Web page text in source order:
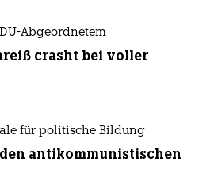
Abgeordnetem
crasht bei voller
für politische Bildung
antikommunistischen